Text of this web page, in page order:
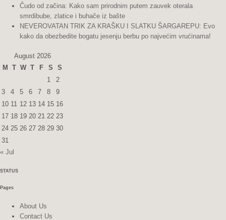
Čudo od začina: Kako sam prirodnim putem zauvek oterala
smrdibube, zlatice i buhače iz bašte
NEVEROVATAN TRIK ZA KRAŠKU I SLATKU ŠARGAREPU: Evo
kako da obezbedite bogatu jesenju berbu po najvećim vrućinama!
August 2026
M
T W T F S
S
1
2
3
4 5 6 7 8
9
10 11 12 13 14 15 16
17 18 19 20 21 22 23
24 25 26 27 28 29 30
31
« Jul
STATUS
Pages
About Us
Contact Us